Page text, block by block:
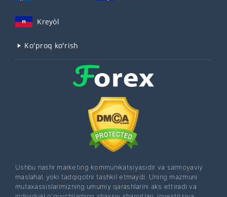
Kreyòl
Koʻproq koʻrish
Ushbu nashr marketing kommunikatsiyasidir va sarmoyaviy
maslahat yoki tadqiqotni tashkil etmaydi. Uning mazmuni
mutaxassislarimizning umumiy qarashlarini aks ettiradi va